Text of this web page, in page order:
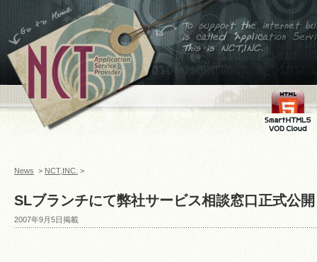
←ホームへ
To support the internet
business,is called
Application Service
Provider This is
NCT,INC.
VOD Cloud
News > NCT,INC. >
SLブランチにて弊社サービス相談窓口正式公開
2007年9月5日掲載